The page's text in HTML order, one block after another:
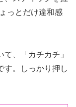
っとだけ違和感
、「カチカチ」
す。しっかり押し